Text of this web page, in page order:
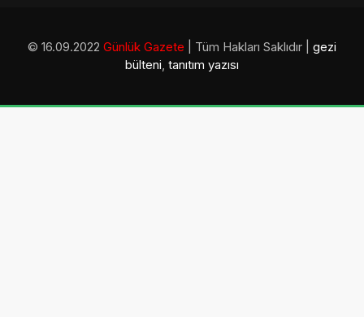
© 16.09.2022 Günlük Gazete | Tüm Hakları Saklıdır | gezi
bülteni, tanıtım yazısı